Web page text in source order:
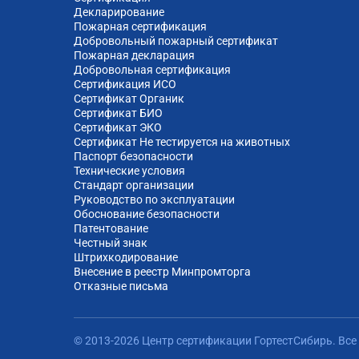
Декларирование
Пожарная сертификация
Добровольный пожарный сертификат
Пожарная декларация
Добровольная сертификация
Сертификация ИСО
Сертификат Органик
Сертификат БИО
Сертификат ЭКО
Сертификат Не тестируется на животных
Паспорт безопасности
Технические условия
Стандарт организации
Руководство по эксплуатации
Обоснование безопасности
Патентование
Честный знак
Штрихкодирование
Внесение в реестр Минпромторга
Отказные письма
© 2013-2026 Центр сертификации ГортестСибирь.